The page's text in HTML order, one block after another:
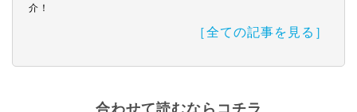
介！
［全ての記事を見る］
合わせて読むならコチラ